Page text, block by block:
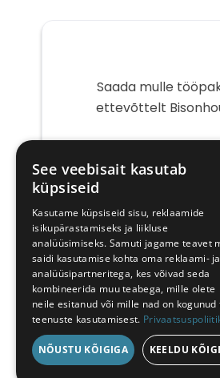
Saada mulle
ettevõttelt
post
See veebisait kasutab
küpsiseid
Kasutame küpsiseid sisu, reklaamide
isikupärastamiseks ja liikluse
analüüsimiseks. Samuti jagame teavet
saidi kasutamise kohta oma reklaami- ja
analüüsipartneritega, kes võivad seda
kombineerida muu teabega, mille olete
neile esitanud või mille nad on kogunud
teenuste kasutamisest.
NÕUSTU KÕIGIGA KEELDU